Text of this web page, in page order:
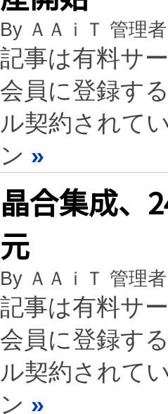
By ＡＡｉＴ 管理者
記事は有料サ
会員に登録す
ル契約されて
ン »
晶合集成、
元
By ＡＡｉＴ 管理者
記事は有料サ
会員に登録す
ル契約されて
ン »